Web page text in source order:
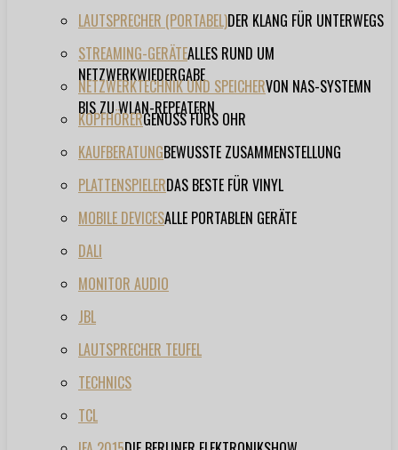
LAUTSPRECHER (PORTABEL)DER KLANG FÜR UNTERWEGS
STREAMING-GERÄTEALLES RUND UM
NETZWERKWIEDERGABE
NETZWERKTECHNIK UND SPEICHERVON NAS-SYSTEMN
BIS ZU WLAN-REPEATERN
KOPFHÖRERGENUSS FÜRS OHR
KAUFBERATUNGBEWUSSTE ZUSAMMENSTELLUNG
PLATTENSPIELERDAS BESTE FÜR VINYL
MOBILE DEVICESALLE PORTABLEN GERÄTE
DALI
MONITOR AUDIO
JBL
LAUTSPRECHER TEUFEL
TECHNICS
TCL